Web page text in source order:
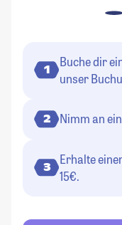
1
Buche dir
unser
2 Nimm an
3
Erhalte
15€.